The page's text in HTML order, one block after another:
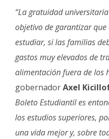
Clasificados
Fúnebres
“La gratuidad
objetivo de garantizar
estudiar, si las familias
gastos muy elevados de
alimentación fuera de los
gobernadorAxel
Boleto Estudiantil es
los estudios superiores,
una vida mejor y, sobre